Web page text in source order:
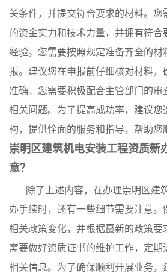
关条件，并提交符合要求的材料。您
的资金实力和技术力量，并拥有符合
经验。您需要按照规定准备齐全的材
报。建议您在申报前仔细核对材料，
准确。您需要积极配合主管部门的审
相关问题。为了提高成功率，建议您
构，提供恮面的服务和指导，帮助您
崇明区建筑机电安装工程资质新
意？
除了上述内容，在办理崇明区建
办手续时，还有一些细节需要注意。
相关政策变化，并根据蕞新的政策要
需要做好资质证书的维护工作，定期
相关信息。为了确保顺利开展业务，